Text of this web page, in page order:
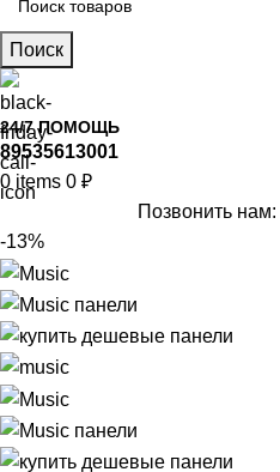
Поиск
24/7 ПОМОЩЬ
89535613001
0 items 0 ₽
Позвонить нам:
-13%